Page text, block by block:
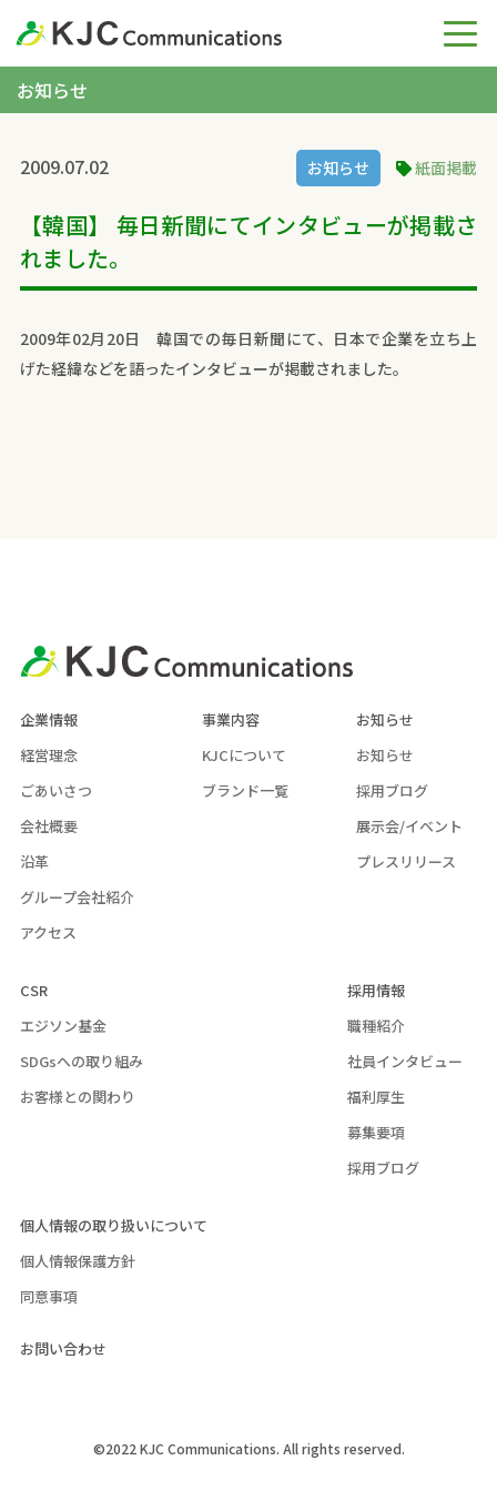
お知らせ
2009.07.02 お知らせ 紙面掲載
【韓国】 毎日新聞にてインタビューが掲載さ
れました。
2009年02月20日 韓国での毎日新聞にて、日本で企業を立ち上
げた経緯などを語ったインタビューが掲載されました。
企業情報
経営理念
ごあいさつ
会社概要
沿革
グループ会社紹介
アクセス
事業内容
KJCについて
ブランド一覧
お知らせ
お知らせ
採用ブログ
展示会/イベント
プレスリリース
CSR
エジソン基金
SDGsへの取り組み
お客様との関わり
採用情報
職種紹介
社員インタビュー
福利厚生
募集要項
採用ブログ
個人情報の取り扱いについて
個人情報保護方針
同意事項
お問い合わせ
©2022 KJC Communications. All rights reserved.